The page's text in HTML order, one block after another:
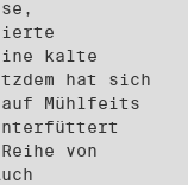
kalte
hat sich
auf Mühlfeits
von